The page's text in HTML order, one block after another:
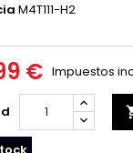
M4T111-H2
€ Impuestos